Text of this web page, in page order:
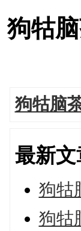
狗牯
狗牯脑
最新文
狗牯
狗牯